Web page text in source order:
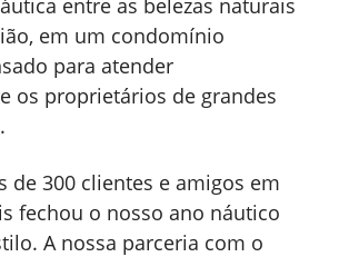
entre as belezas naturais
em um condomínio
para atender
os proprietários de grandes
de 300 clientes e amigos em
fechou o nosso ano náutico
A nossa parceria com o